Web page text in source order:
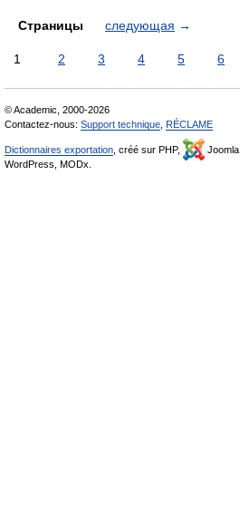
Страницы следующая →
1 2 3 4 5 6
© Academic, 2000-2026
Contactez-nous: Support technique RÉCLAME
Dictionnaires exportation , créé sur PHP, Joomla,
WordPress, MODx.